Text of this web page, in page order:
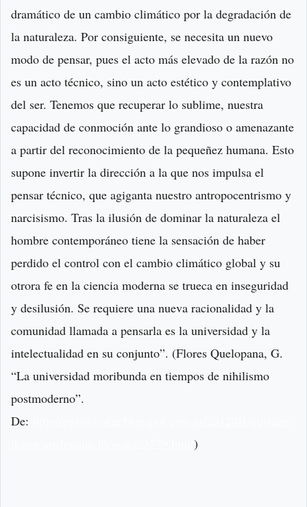
dramático de un cambio climático por la degradación de
la naturaleza. Por consiguiente, se necesita un nuevo
modo de pensar, pues el acto más elevado de la razón no
es un acto técnico, sino un acto estético y contemplativo
del ser. Tenemos que recuperar lo sublime, nuestra
capacidad de conmoción ante lo grandioso o amenazante
a partir del reconocimiento de la pequeñez humana. Esto
supone invertir la dirección a la que nos impulsa el
pensar técnico, que agiganta nuestro antropocentrismo y
narcisismo. Tras la ilusión de dominar la naturaleza el
hombre contemporáneo tiene la sensación de haber
perdido el control con el cambio climático global y su
otrora fe en la ciencia moderna se trueca en inseguridad
y desilusión. Se requiere una nueva racionalidad y la
comunidad llamada a pensarla es la universidad y la
intelectualidad en su conjunto”. (Flores Quelopana, G.
“La universidad moribunda en tiempos de nihilismo
postmoderno”.
De:
)